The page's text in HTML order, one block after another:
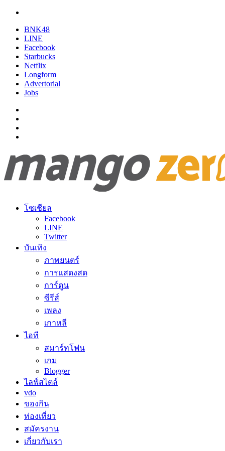
BNK48
LINE
Facebook
Starbucks
Netflix
Longform
Advertorial
Jobs
โซเชียล
Facebook
LINE
Twitter
บันเทิง
ภาพยนตร์
การแสดงสด
การ์ตูน
ซีรีส์
เพลง
เกาหลี
ไอที
สมาร์ทโฟน
เกม
Blogger
ไลฟ์สไตล์
vdo
ของกิน
ท่องเที่ยว
สมัครงาน
เกี่ยวกับเรา